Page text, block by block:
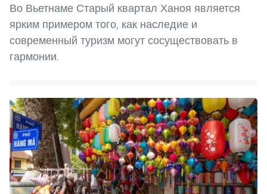
Во Вьетнаме Старый квартал Ханоя является
ярким примером того, как наследие и
современный туризм могут сосуществовать в
гармонии.